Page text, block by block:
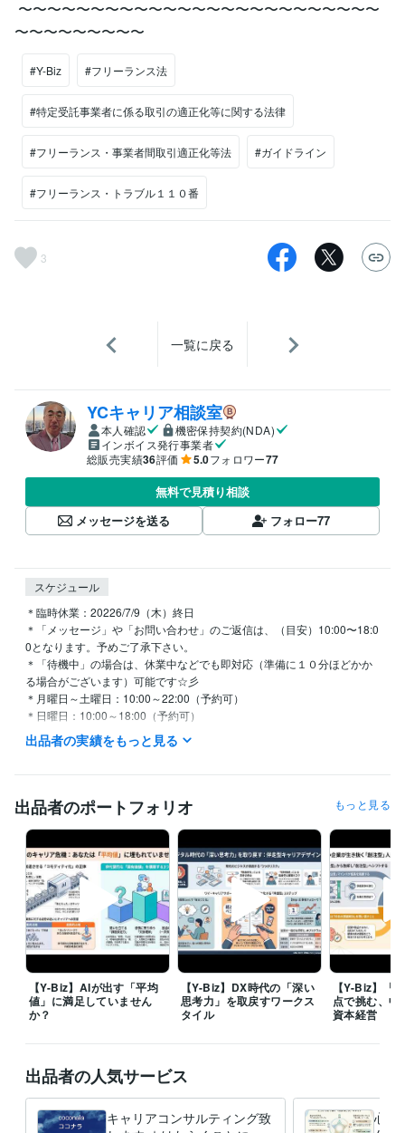
〜〜〜〜〜〜〜〜〜〜〜〜〜〜〜〜〜〜〜〜〜〜〜〜〜
〜〜〜〜〜〜〜〜〜
#Y-Biz #フリーランス法
#特定受託事業者に係る取引の適正化等に関する法律
#フリーランス・事業者間取引適正化等法 #ガイドライン
#フリーランス・トラブル１１０番
3
一覧に戻る
YCキャリア相談室
本人確認
機密保持契約(NDA)
インボイス発行事業者
総販売実績36評価 5.0フォロワー77
無料で見積り相談
メッセージを送る
フォロー77
スケジュール
＊臨時休業：20226/7/9（木）終日
＊「メッセージ」や「お問い合わせ」のご返信は、（目安）10:00〜18:0
0となります。予めご了承下さい。
＊「待機中」の場合は、休業中などでも即対応（準備に１０分ほどかか
る場合がございます）可能です☆彡
＊月曜日～土曜日：10:00～22:00（予約可）
＊日曜日：10:00～18:00（予約可）
＊学会・セミナー講演などで臨時休業することがございます。
エンジニア / 情報システム・社内SE 経験年数 : 5年
数 : 10年
コンサルタント / 経営コンサルタント 経験年数 : 25年
経営・マネジメント / 経営企画・経営戦略 経験年数 : 15年
研究・開発・設計 / 電気・電子制御設計 経験年数 : 5年
職歴
株式会社ナムコ 1980年6月 ~ 1985年2月 1985年3月 ~ 1988年2月
1988年3月 ~ 1990年2月 1990年3月 ~ 1991年2月 1991年3月 ~ 2
005年2月 2005年3月 ~ 2008年2月
株式会社バンダイナムコホールディングス 2008年3月 ~ 2014年2月
ワイ・キャリアサポーターズ 2014年3月 ~ 現在
資格・検定
キャリアコンサルタント
年
昇降機検査資格者
プログラミング言語・フレームワーク
出品者の実績をもっと見る
出品者のポートフォリオ もっと見る
【Y-Biz】AIが出す「平均
値」に満足していません
か？
【Y-Biz】DX時代の「深い
思考力」を取戻すワークス
タイル
【Y-Biz】「
点で挑む、中
資本経営
出品者の人気サービス
キャリアコンサルティング致
心の